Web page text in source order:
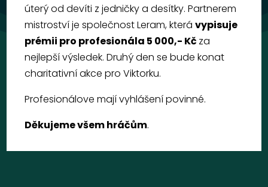
úterý od devíti z jedničky a desítky. Partnerem
mistroství je společnost Leram, kterávypisuje
prémii pro profesionála 5 000,- Kč za
nejlepší výsledek. Druhý den se bude konat
charitativní akce pro Viktorku.
Profesionálove mají vyhlášení povinné.
Děkujeme všem hráčům.